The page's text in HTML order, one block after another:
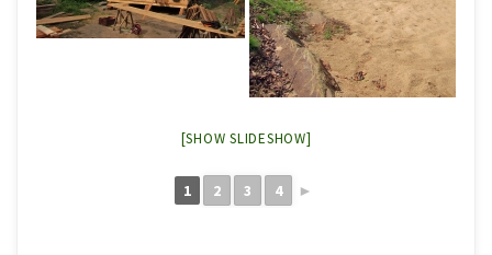
[SHOW SLIDESHOW]
1 2 3 4 ►